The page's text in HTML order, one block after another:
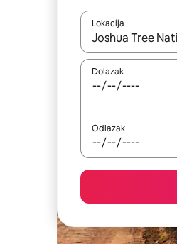
Lokacija
Kada budu
Dolazak
Odlazak